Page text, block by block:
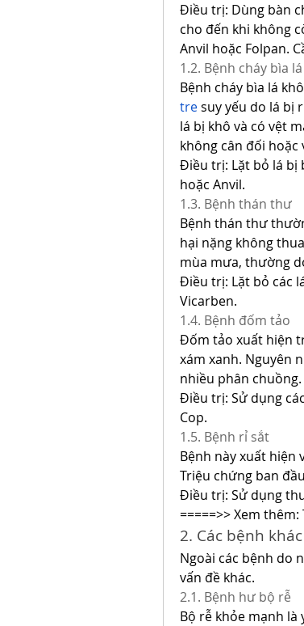
Điều trị: Dùng bàn
cho đến khi không
Anvil hoặc Folpan.
1.2. Bệnh cháy bìa lá
Bệnh cháy bìa lá
tre suy yếu do lá bị
lá bị khô và có vệt
không cân đối
Điều trị: Lặt bỏ lá bị
hoặc Anvil.
1.3. Bệnh thán thư
Bệnh thán thư
hại nặng không
mùa mưa, thường
Điều trị: Lặt bỏ các
Vicarben.
1.4. Bệnh đốm tảo
Đốm tảo xuất hiện
xám xanh. Nguyên
nhiều phân chuồng.
Điều trị: Sử dụng
Cop.
1.5. Bệnh rỉ sắt
Bệnh này xuất hiện
Triệu chứng ban
Điều trị: Sử dụng
=====>> Xem
2. Các bệnh khác
Ngoài các bệnh do
vấn đề khác.
2.1. Bệnh hư bộ rễ
Bộ rễ khỏe mạnh